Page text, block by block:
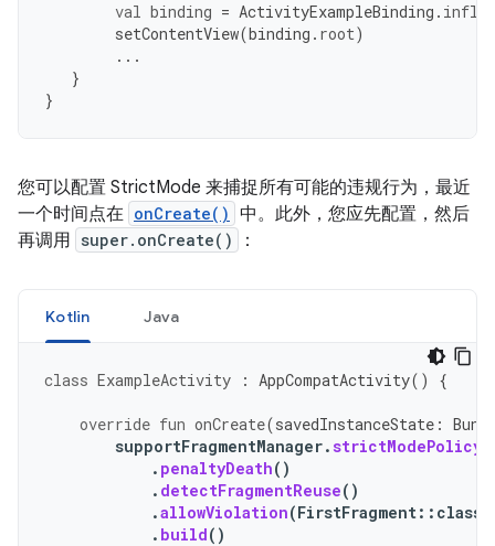
val binding = ActivityExampleBinding .
setContentView(binding . root)
...
}
}
您可以配置 StrictMode 来捕捉所有可能的违规行为，最近
一个时间点在 onCreate() 中。此外，您应先配置，然后
再调用 super.onCreate() ：
Kotlin Java
class ExampleActivity : AppCompatActivity() {
override fun onCreate(savedInstanceState :
supportFragmentManager.strictModePolicy
. penaltyDeath()
. detectFragmentReuse()
.allowViolation(FirstFragment:: class
. build()